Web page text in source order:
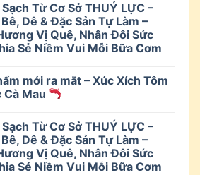
Từ Cơ Sở THUÝ LỰC –
Dê & Đặc Sản Tự Làm –
Vị Quê, Nhân Đôi Sức
Sẻ Niềm Vui Mỗi Bữa Cơm
mới ra mắt – Xúc Xích Tôm
Mau
Từ Cơ Sở THUÝ LỰC –
Dê & Đặc Sản Tự Làm –
Vị Quê, Nhân Đôi Sức
Sẻ Niềm Vui Mỗi Bữa Cơm